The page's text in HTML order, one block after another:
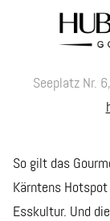
Seeplatz Nr.
So gilt das
Kärntens
Esskultur. Und